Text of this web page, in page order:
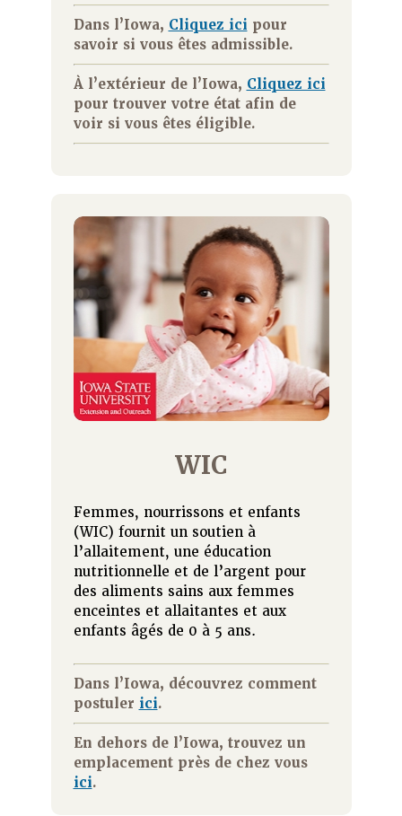
Dans l’Iowa, Cliquez ici pour
savoir si vous êtes admissible.
À l’extérieur de l’Iowa, Cliquez ici
pour trouver votre état afin de
voir si vous êtes éligible.
WIC
Femmes, nourrissons et enfants
(WIC) fournit un soutien à
l’allaitement, une éducation
nutritionnelle et de l’argent pour
des aliments sains aux femmes
enceintes et allaitantes et aux
enfants âgés de 0 à 5 ans.
Dans l’Iowa, découvrez comment
postuler ici.
En dehors de l’Iowa, trouvez un
emplacement près de chez vous
ici.